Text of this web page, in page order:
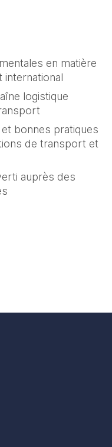
en matière
international
logistique
bonnes pratiques
de transport et
auprès des